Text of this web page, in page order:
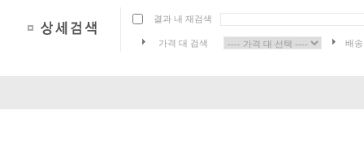
결과 내 재검색
가격 대 검색 배